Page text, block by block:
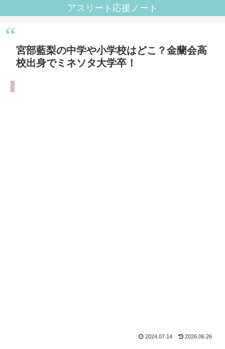
アスリート応援ノート
宮部藍梨の中学や小学校はどこ？金蘭会高
校出身でミネソタ大学卒！
バレーボール
2024.07.14 2026.06.26